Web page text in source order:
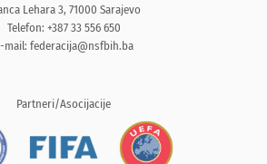
Lehara 3, 71000 Sarajevo
Telefon: +387 33 556 650
mail: federacija@nsfbih.ba
Partneri/Asocijacije